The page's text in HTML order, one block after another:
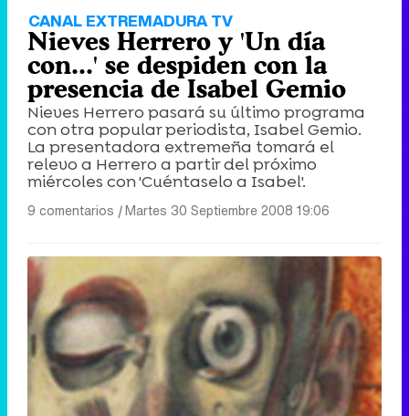
CANAL EXTREMADURA TV
Nieves Herrero y 'Un día
con...' se despiden con la
presencia de Isabel Gemio
Nieves Herrero pasará su último programa
con otra popular periodista, Isabel Gemio.
La presentadora extremeña tomará el
relevo a Herrero a partir del próximo
miércoles con 'Cuéntaselo a Isabel'.
9 comentarios |Martes 30 Septiembre 2008 19:06